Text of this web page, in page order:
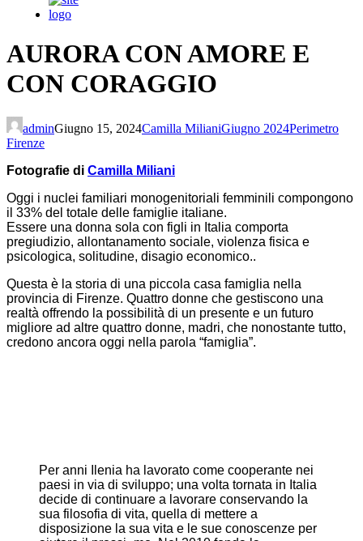
AURORA CON AMORE E
CON CORAGGIO
adminGiugno 15, 2024Camilla MilianiGiugno 2024Perimetro
Firenze
Fotografie di Camilla Miliani
Oggi i nuclei familiari monogenitoriali femminili compongono
il 33% del totale delle famiglie italiane.
Essere una donna sola con figli in Italia comporta
pregiudizio, allontanamento sociale, violenza fisica e
psicologica, solitudine, disagio economico..
Questa è la storia di una piccola casa famiglia nella
provincia di Firenze. Quattro donne che gestiscono una
realtà offrendo la possibilità di un presente e un futuro
migliore ad altre quattro donne, madri, che nonostante tutto,
credono ancora oggi nella parola “famiglia”.
Per anni Ilenia ha lavorato come cooperante nei
paesi in via di sviluppo; una volta tornata in Italia
decide di continuare a lavorare conservando la
sua filosofia di vita, quella di mettere a
disposizione la sua vita e le sue conoscenze per